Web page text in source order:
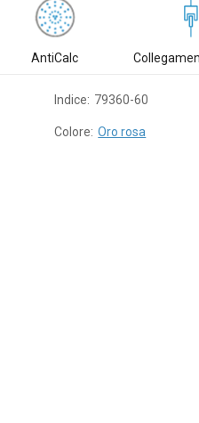
AntiCalc
Indice: 79360-60
Colore: Oro rosa